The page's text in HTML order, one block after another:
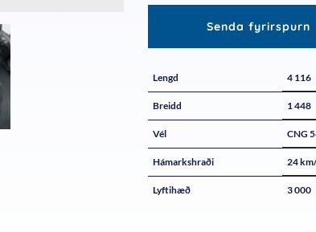
Senda fyrirspurn
Lengd 4 116
Breidd 1 448
Vél CNG
Hámarkshraði 24
Lyftihæð 3 000